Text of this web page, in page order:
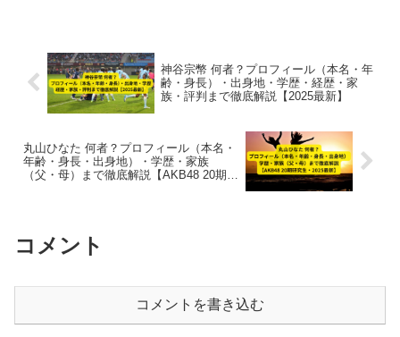
神谷宗幣 何者？プロフィール（本名・年
齢・身長）・出身地・学歴・経歴・家
族・評判まで徹底解説【2025最新】
丸山ひなた 何者？プロフィール（本名・
年齢・身長・出身地）・学歴・家族
（父・母）まで徹底解説【AKB48 20期研
コメント
コメントを書き込む